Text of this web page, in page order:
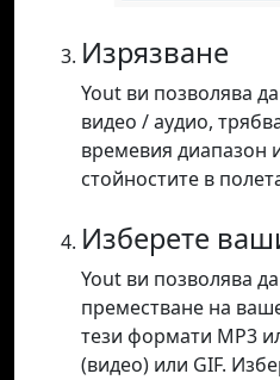
Изрязване
Yout ви позволява
видео / аудио,
времевия диапазон
стойностите в
Изберете
Yout ви позволява
преместване на
тези формати MP3
(видео) или GIF.